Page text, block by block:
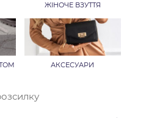
ЖІНОЧЕ ВЗУТТЯ
АКСЕСУАРИ